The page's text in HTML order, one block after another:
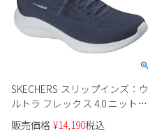
SKECHERS スリップインズ：ウ
ルトラ フレックス 4.0 ニット素
材 150801 レディース
販売価格 ¥14,190税込